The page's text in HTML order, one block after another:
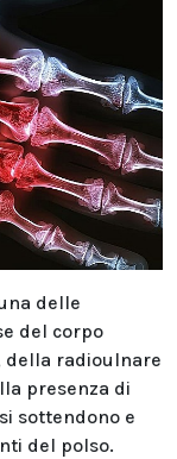
delle
del corpo
della radioulnare
presenza di
sottendono e
del polso.